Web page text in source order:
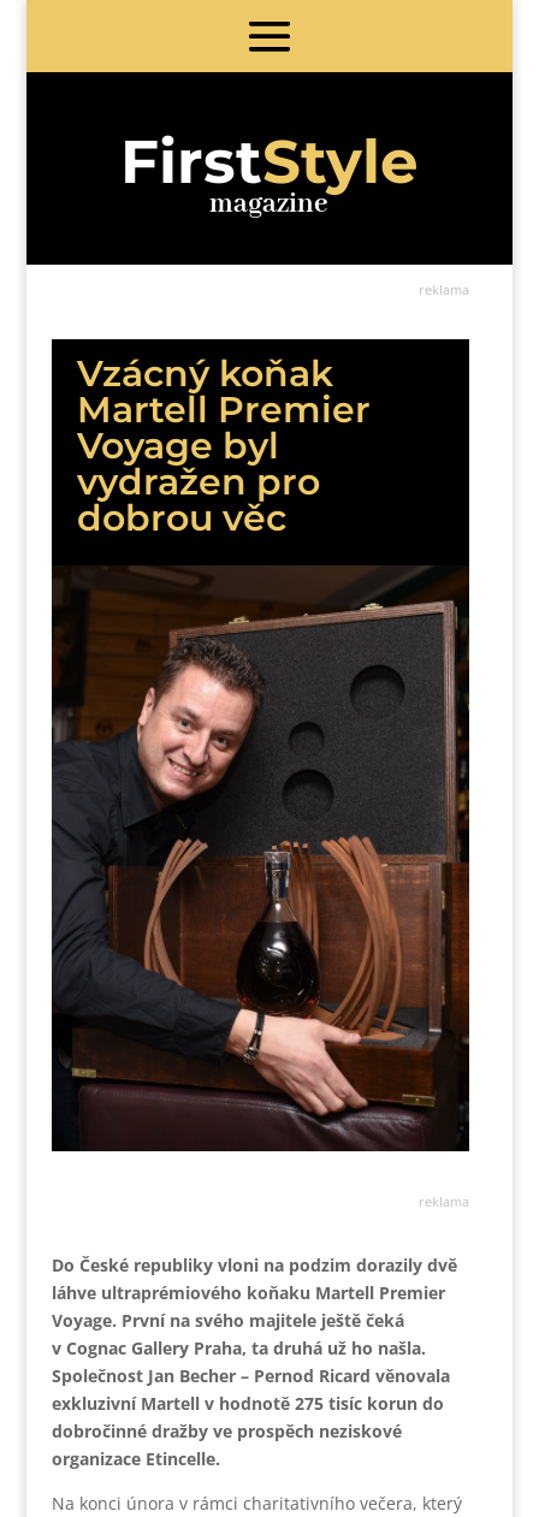
FirstStyle
magazine
reklama
Vzácný koňak
Martell Premier
Voyage byl
vydražen pro
dobrou věc
reklama
Do České republiky vloni na podzim dorazily dvě
láhve ultraprémiového koňaku Martell Premier
Voyage. První na svého majitele ještě čeká
v Cognac Gallery Praha, ta druhá už ho našla.
Společnost Jan Becher – Pernod Ricard věnovala
exkluzivní Martell v hodnotě 275 tisíc korun do
dobročinné dražby ve prospěch neziskové
organizace Etincelle.
Na konci února v rámci charitativního večera, který